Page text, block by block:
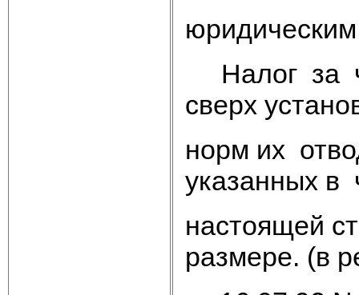
Налог за
сверх
норм их
указанных в
настоящей
размере. (в